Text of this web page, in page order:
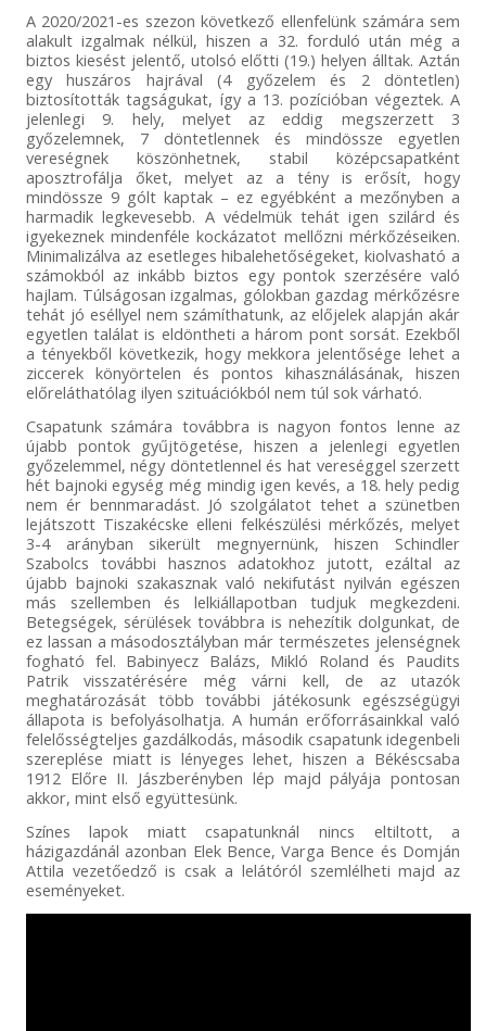
A 2020/2021-es szezon következő ellenfelünk számára sem
alakult izgalmak nélkül, hiszen a 32. forduló után még a
biztos kiesést jelentő, utolsó előtti (19.) helyen álltak. Aztán
egy huszáros hajrával (4 győzelem és 2 döntetlen)
biztosították tagságukat, így a 13. pozícióban végeztek. A
jelenlegi 9. hely, melyet az eddig megszerzett 3
győzelemnek, 7 döntetlennek és mindössze egyetlen
vereségnek köszönhetnek, stabil középcsapatként
aposztrofálja őket, melyet az a tény is erősít, hogy
mindössze 9 gólt kaptak – ez egyébként a mezőnyben a
harmadik legkevesebb. A védelmük tehát igen szilárd és
igyekeznek mindenféle kockázatot mellőzni mérkőzéseiken.
Minimalizálva az esetleges hibalehetőségeket, kiolvasható a
számokból az inkább biztos egy pontok szerzésére való
hajlam. Túlságosan izgalmas, gólokban gazdag mérkőzésre
tehát jó eséllyel nem számíthatunk, az előjelek alapján akár
egyetlen találat is eldöntheti a három pont sorsát. Ezekből
a tényekből következik, hogy mekkora jelentősége lehet a
ziccerek könyörtelen és pontos kihasználásának, hiszen
előreláthatólag ilyen szituációkból nem túl sok várható.
Csapatunk számára továbbra is nagyon fontos lenne az
újabb pontok gyűjtögetése, hiszen a jelenlegi egyetlen
győzelemmel, négy döntetlennel és hat vereséggel szerzett
hét bajnoki egység még mindig igen kevés, a 18. hely pedig
nem ér bennmaradást. Jó szolgálatot tehet a szünetben
lejátszott Tiszakécske elleni felkészülési mérkőzés, melyet
3-4 arányban sikerült megnyernünk, hiszen Schindler
Szabolcs további hasznos adatokhoz jutott, ezáltal az
újabb bajnoki szakasznak való nekifutást nyilván egészen
más szellemben és lelkiállapotban tudjuk megkezdeni.
Betegségek, sérülések továbbra is nehezítik dolgunkat, de
ez lassan a másodosztályban már természetes jelenségnek
fogható fel. Babinyecz Balázs, Mikló Roland és Paudits
Patrik visszatérésére még várni kell, de az utazók
meghatározását több további játékosunk egészségügyi
állapota is befolyásolhatja. A humán erőforrásainkkal való
felelősségteljes gazdálkodás, második csapatunk idegenbeli
szereplése miatt is lényeges lehet, hiszen a Békéscsaba
1912 Előre II. Jászberényben lép majd pályája pontosan
akkor, mint első együttesünk.
Színes lapok miatt csapatunknál nincs eltiltott, a
házigazdánál azonban Elek Bence, Varga Bence és Domján
Attila vezetőedző is csak a lelátóról szemlélheti majd az
eseményeket.